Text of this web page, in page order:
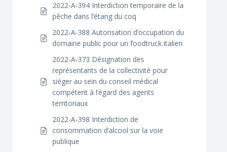
2022-A-394 Interdiction temporaire de la
pêche dans l’étang du coq
2022-A-388 Autorisation d’occupation du
domaine public pour un foodtruck italien
2022-A-373 Désignation des
représentants de la collectivité pour
siéger au sein du conseil médical
compétent à l’égard des agents
territoriaux
2022-A-398 Interdiction de
consommation d’alcool sur la voie
publique